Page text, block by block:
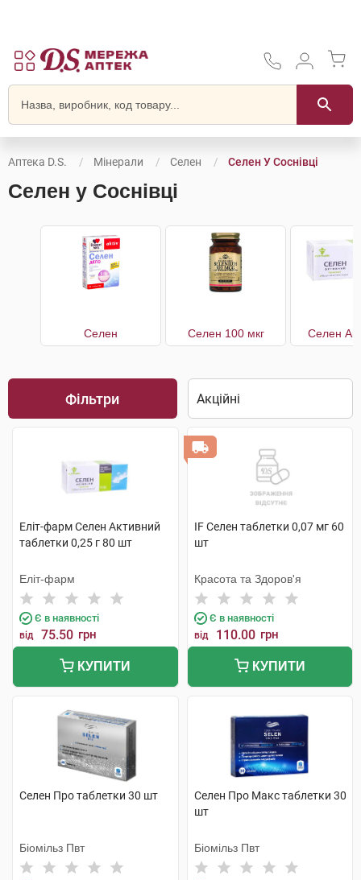
Аптека D.S. Мінерали Селен Селен У Соснівці
Селен у Соснівці
Селен Селен 100 мкг Селен
Фільтри
Еліт-фарм Селен Активний
таблетки 0,25 г 80 шт
Еліт-фарм
Є в наявності
від 75.50 грн
КУПИТИ
IF Селен таблетки 0,07 мг 60
шт
Красота та Здоров'я
Є в наявності
від 110.00 грн
КУПИТИ
Селен Про таблетки 30 шт
Біомільз Пвт
Селен Про Макс таблетки 30
шт
Біомільз Пвт